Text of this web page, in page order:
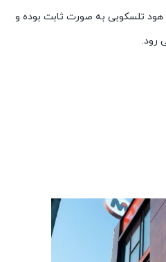
تلسکوبی به صورت ثابت بوده و
رود.